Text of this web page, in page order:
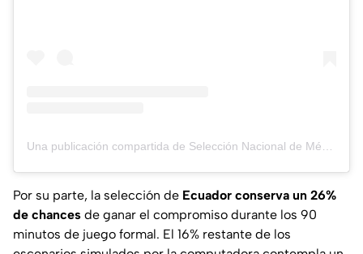
Por su parte, la selección de Ecuador conserva un 26%
de chances de ganar el compromiso durante los 90
minutos de juego formal. El 16% restante de los